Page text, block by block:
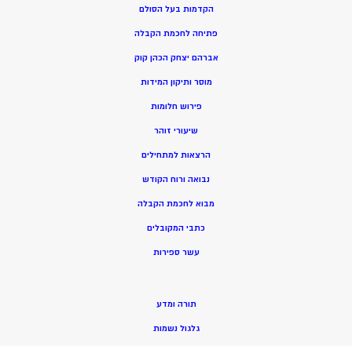
הקדמות בעל הסולם
פתיחה לחכמת הקבלה
אברהם יצחק הכהן קוק
מוסר ותיקון המידות
פירוש חלומות
שיעורי זוהר
הרצאות למתחילים
נבואה ורוח הקודש
מבוא לחכמת הקבלה
כתבי המקובלים
עשר ספירות
תורה ומדע
גלגול נשמות